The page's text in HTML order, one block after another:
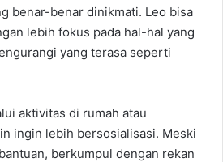
benar-benar dinikmati. Leo bisa
lebih fokus pada hal-hal yang
yang terasa seperti
aktivitas di rumah atau
ingin lebih bersosialisasi. Meski
berkumpul dengan rekan